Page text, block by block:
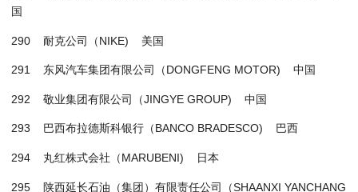
国
290 耐克公司（NIKE) 美国
291 东风汽车集团有限公司（DONGFENG MOTOR) 中国
292 敬业集团有限公司（JINGYE GROUP) 中国
293 巴西布拉德斯科银行（BANCO BRADESCO) 巴西
294 丸红株式会社（MARUBENI) 日本
295 陕西延长石油（集团）有限责任公司（SHAANXI YANCHANG